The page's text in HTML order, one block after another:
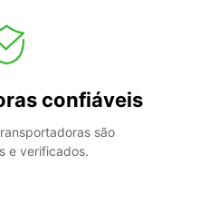
confiáveis
são
e verificados.